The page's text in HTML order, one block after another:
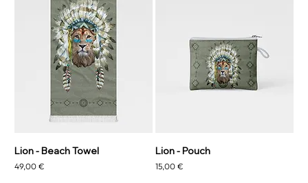
Lion - Beach Towel
Precio
49,00 €
Lion - Pouch
Precio
15,00 €